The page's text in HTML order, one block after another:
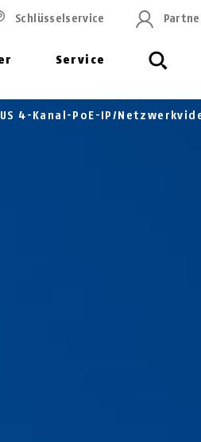
Service
Schlüssel­service
4-Kanal-PoE-IP/